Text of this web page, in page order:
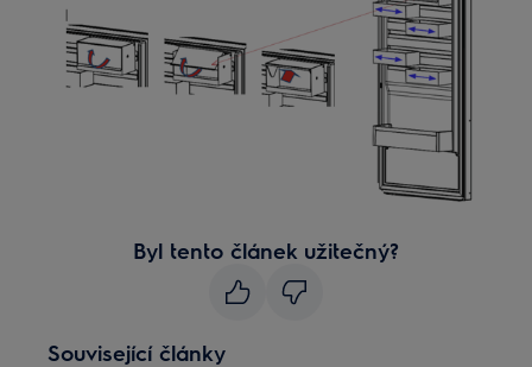
Byl tento článek užitečný?
Související články